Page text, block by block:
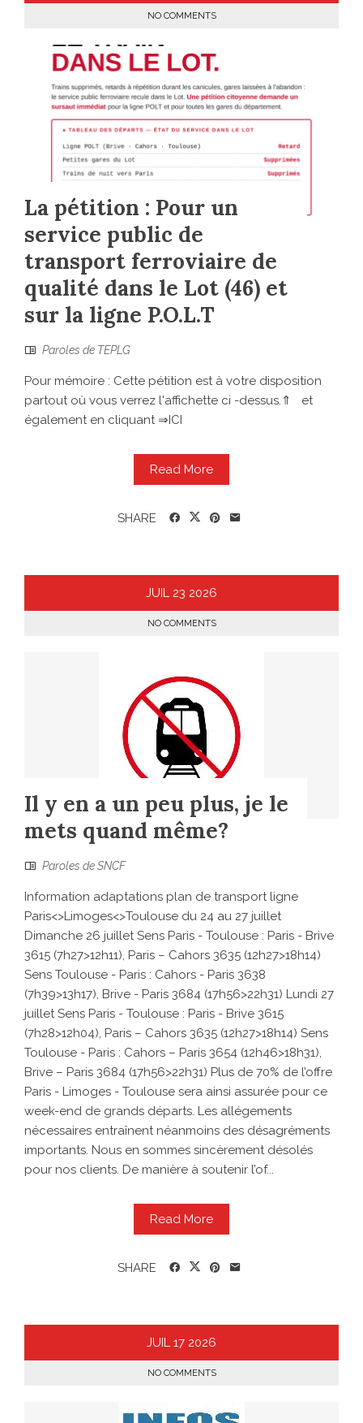
NO COMMENTS
La pétition : Pour un
service public de
transport ferroviaire de
qualité dans le Lot (46) et
sur la ligne P.O.L.T
Paroles de TEPLG
Pour mémoire : Cette pétition est à votre disposition
partout où vous verrez l'affichette ci -dessus.⇑ et
également en cliquant ⇒ICI
Read More
SHARE
JUIL 23 2026
NO COMMENTS
Il y en a un peu plus, je le
mets quand même?
Paroles de SNCF
Information adaptations plan de transport ligne
Paris<>Limoges<>Toulouse du 24 au 27 juillet
Dimanche 26 juillet Sens Paris - Toulouse : Paris - Brive
3615 (7h27>12h11), Paris – Cahors 3635 (12h27>18h14)
Sens Toulouse - Paris : Cahors - Paris 3638
(7h39>13h17), Brive - Paris 3684 (17h56>22h31) Lundi 27
juillet Sens Paris - Toulouse : Paris - Brive 3615
(7h28>12h04), Paris – Cahors 3635 (12h27>18h14) Sens
Toulouse - Paris : Cahors – Paris 3654 (12h46>18h31),
Brive – Paris 3684 (17h56>22h31) Plus de 70% de l’offre
Paris - Limoges - Toulouse sera ainsi assurée pour ce
week-end de grands départs. Les allégements
nécessaires entraînent néanmoins des désagréments
importants. Nous en sommes sincèrement désolés
pour nos clients. De manière à soutenir l’of...
Read More
SHARE
JUIL 17 2026
NO COMMENTS